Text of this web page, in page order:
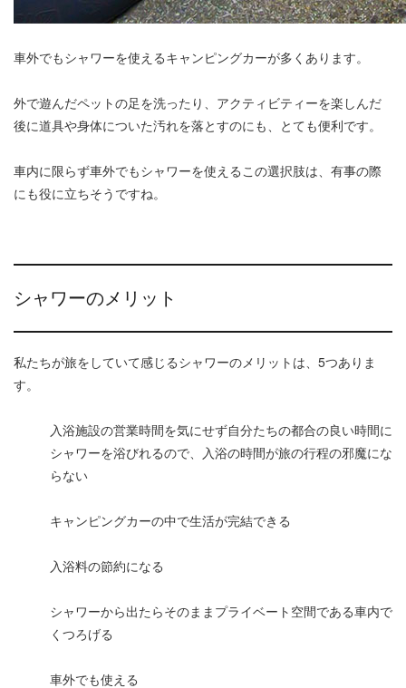
車外でもシャワーを使えるキャンピングカーが多くあります。
外で遊んだペットの足を洗ったり、アクティビティーを楽しんだ
後に道具や身体についた汚れを落とすのにも、とても便利です。
車内に限らず車外でもシャワーを使えるこの選択肢は、有事の際
にも役に立ちそうですね。
シャワーのメリット
私たちが旅をしていて感じるシャワーのメリットは、5つありま
す。
入浴施設の営業時間を気にせず自分たちの都合の良い時間に
シャワーを浴びれるので、入浴の時間が旅の行程の邪魔にな
らない
キャンピングカーの中で生活が完結できる
入浴料の節約になる
シャワーから出たらそのままプライベート空間である車内で
くつろげる
車外でも使える